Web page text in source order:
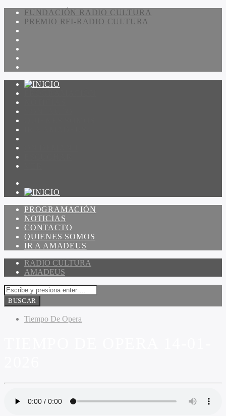
FUNDACIÓN RADIO CULTURA
PREMIO RFI-RADIO CULTURA
PROGRAMACIÓN
NOTICIAS
CONTACTO
QUIENES SOMOS
IR A AMADEUS
RADIO CULTURA
AMADEUS
Tiempo De Opera